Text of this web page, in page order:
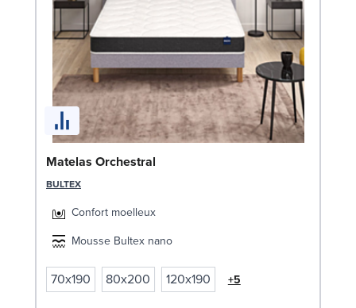
Matelas Orchestral
BULTEX
Confort moelleux
Mousse Bultex nano
70x190 80x200 120x190 +5